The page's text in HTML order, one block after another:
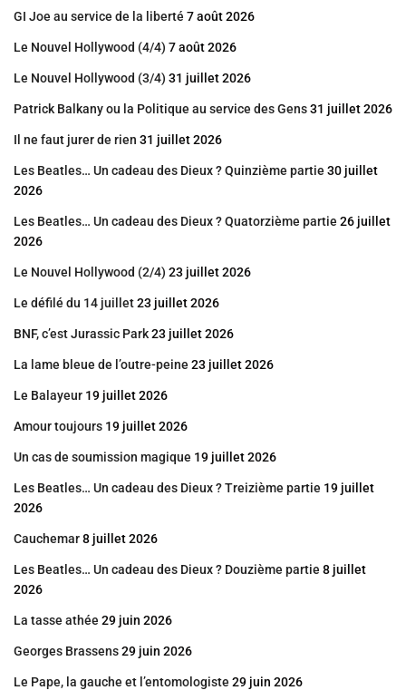
GI Joe au service de la liberté 7 août 2026
Le Nouvel Hollywood (4/4) 7 août 2026
Le Nouvel Hollywood (3/4) 31 juillet 2026
Patrick Balkany ou la Politique au service des Gens31 juillet 2026
Il ne faut jurer de rien 31 juillet 2026
Les Beatles… Un cadeau des Dieux ? Quinzième partie 30 juillet
2026
Les Beatles… Un cadeau des Dieux ? Quatorzième partie 26 juillet
2026
Le Nouvel Hollywood (2/4) 23 juillet 2026
Le défilé du 14 juillet23 juillet 2026
BNF, c’est Jurassic Park23 juillet 2026
La lame bleue de l’outre-peine 23 juillet 2026
Le Balayeur 19 juillet 2026
Amour toujours 19 juillet 2026
Un cas de soumission magique 19 juillet 2026
Les Beatles… Un cadeau des Dieux ? Treizième partie 19 juillet
2026
Cauchemar8 juillet 2026
Les Beatles… Un cadeau des Dieux ? Douzième partie 8 juillet
2026
La tasse athée 29 juin 2026
Georges Brassens29 juin 2026
Le Pape, la gauche et l’entomologiste 29 juin 2026